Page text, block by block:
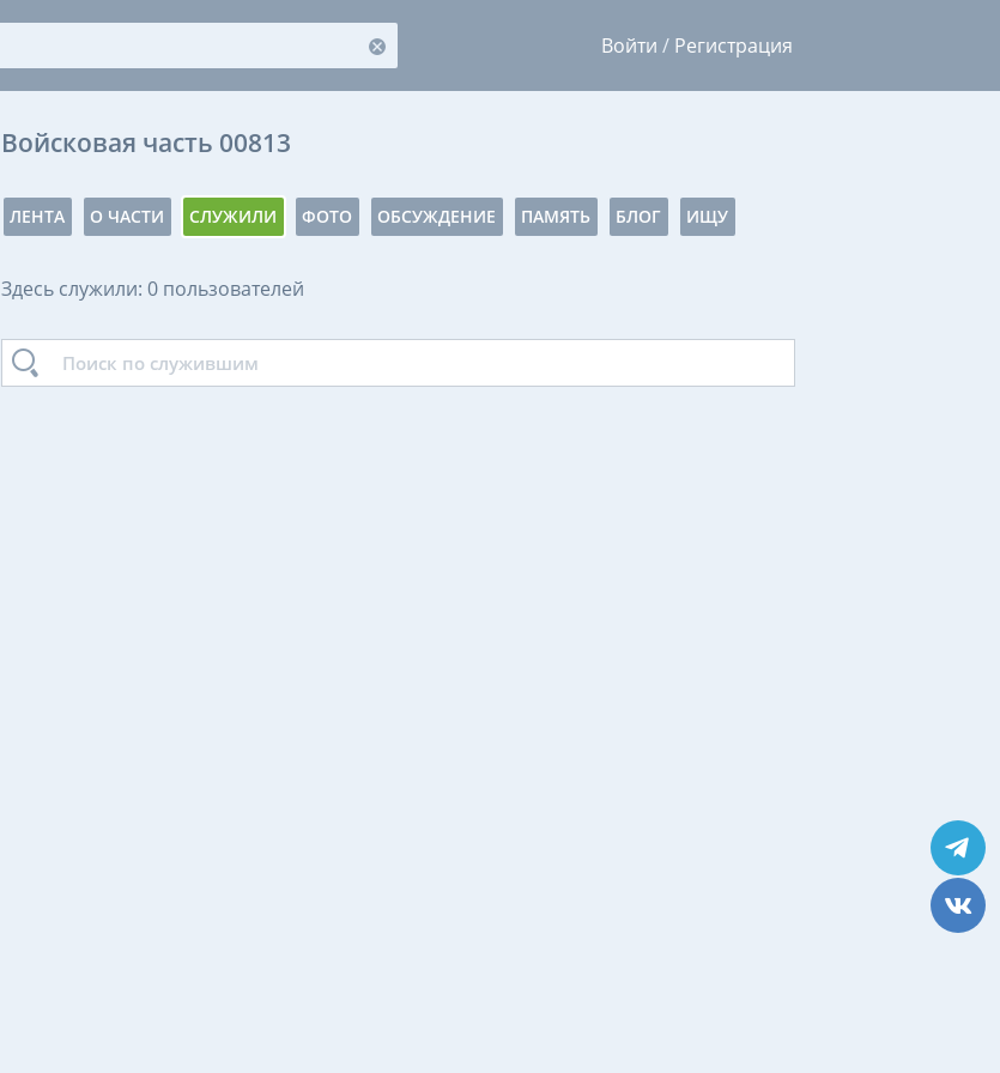
Войти / Регистрация
Войсковая часть 00813
ЛЕНТА О ЧАСТИ СЛУЖИЛИ ФОТО ОБСУЖДЕНИЕ ПАМЯТЬ БЛОГ ИЩУ
Здесь служили: 0 пользователей